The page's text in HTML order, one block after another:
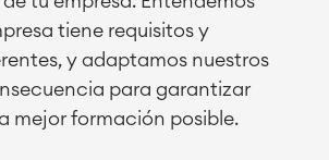
Atlassian Backup & Restore
tiene requisitos y
y adaptamos nuestros
para garantizar
mejor formación posible.